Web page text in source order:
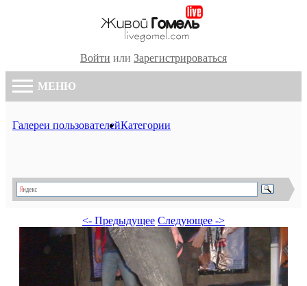
Войти или Зарегистрироваться
МЕНЮ
Галереи пользователейКатегории
<- Предыдущее Следующее ->